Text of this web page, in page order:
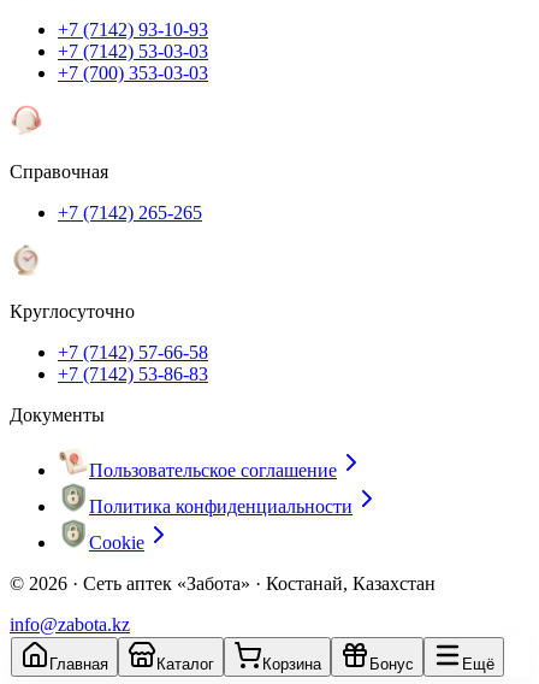
+7 (7142) 93-10-93
+7 (7142) 53-03-03
+7 (700) 353-03-03
Справочная
+7 (7142) 265-265
Круглосуточно
+7 (7142) 57-66-58
+7 (7142) 53-86-83
Документы
Пользовательское соглашение
Политика конфиденциальности
Cookie
© 2026 · Сеть аптек «Забота» · Костанай, Казахстан
info@zabota.kz
Главная Каталог Корзина Бонус Ещё